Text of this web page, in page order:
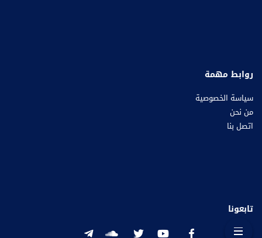
روابط مهمة
سياسة الخصوصية
من نحن
اتصل بنا
تابعونا